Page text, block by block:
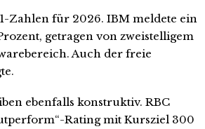
Zahlen für 2026. IBM meldete ein
getragen von zweistelligem
Auch der freie
ebenfalls konstruktiv. RBC
Rating mit Kursziel 300